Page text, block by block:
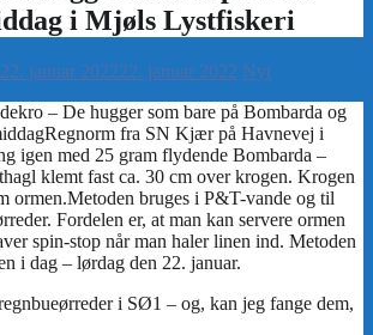
22. januar 202222. januar 2022 Nyt